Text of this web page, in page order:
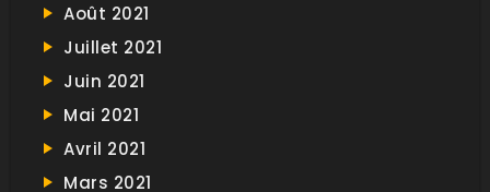
Août 2021
Juillet 2021
Juin 2021
Mai 2021
Avril 2021
Mars 2021